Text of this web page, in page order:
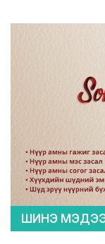
ШИНЭ